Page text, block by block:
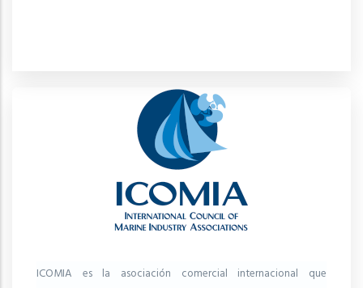
ICOMIA es la asociación comercial internacional que